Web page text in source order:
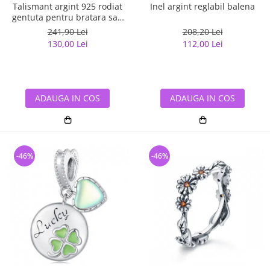
Talismant argint 925 rodiat
gentuta pentru bratara sau
lant
241,90 Lei
130,00 Lei
ADAUGA IN COS
Inel argint reglabil balena
208,20 Lei
112,00 Lei
ADAUGA IN COS
-46% -46%